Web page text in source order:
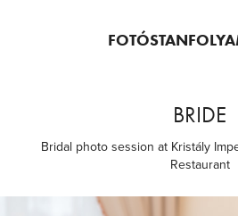
BRIDE
Bridal photo session at Kristály
Restaurant